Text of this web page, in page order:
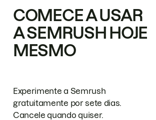
COMECE A USAR
A SEMRUSH HOJE
MESMO
Experimente a Semrush
gratuitamente por sete dias.
Cancele quando quiser.